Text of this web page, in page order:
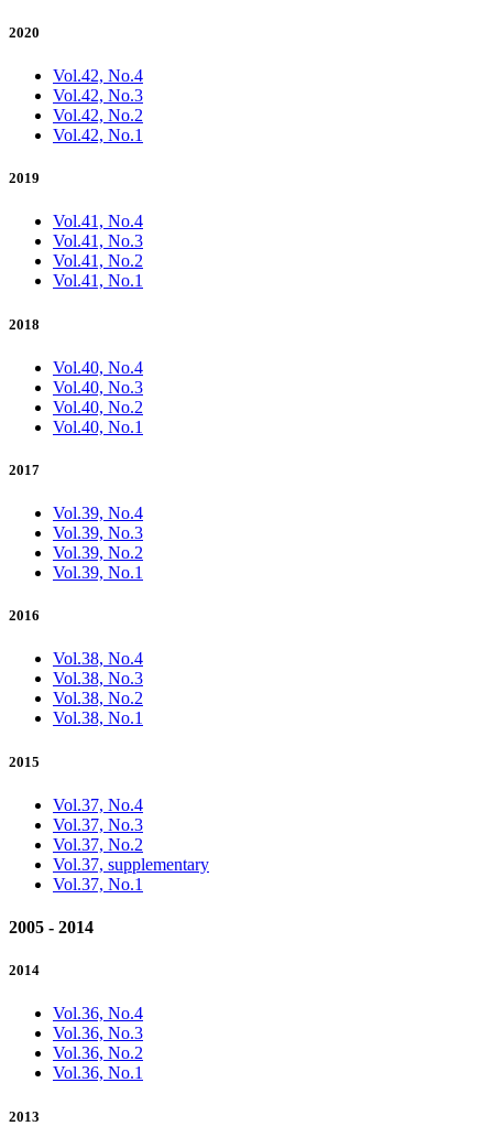
2020
Vol.42, No.4
Vol.42, No.3
Vol.42, No.2
Vol.42, No.1
2019
Vol.41, No.4
Vol.41, No.3
Vol.41, No.2
Vol.41, No.1
2018
Vol.40, No.4
Vol.40, No.3
Vol.40, No.2
Vol.40, No.1
2017
Vol.39, No.4
Vol.39, No.3
Vol.39, No.2
Vol.39, No.1
2016
Vol.38, No.4
Vol.38, No.3
Vol.38, No.2
Vol.38, No.1
2015
Vol.37, No.4
Vol.37, No.3
Vol.37, No.2
Vol.37, supplementary
Vol.37, No.1
2005 - 2014
2014
Vol.36, No.4
Vol.36, No.3
Vol.36, No.2
Vol.36, No.1
2013